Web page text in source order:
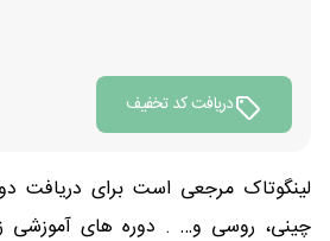
دریافت کد تخفیف
لینگوتاک مرجعی است برای دریافت
چینی، روسی و… . دوره های آموزشی